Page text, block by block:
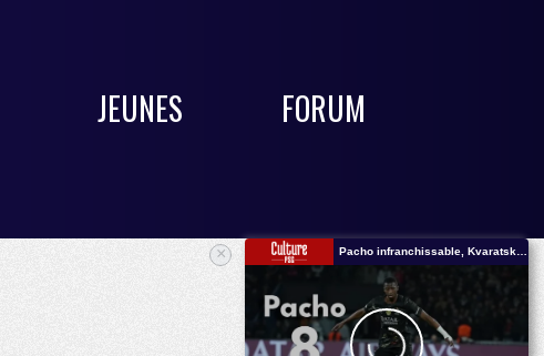
JEUNES FORUM
×